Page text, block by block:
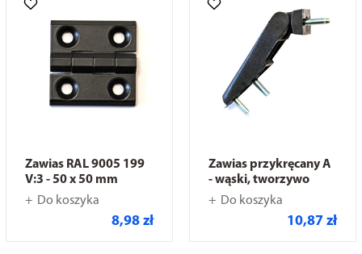
Zawias RAL 9005 199
V:3 - 50 x 50 mm
Do koszyka
8,98 zł
Zawias przykręcany A
- wąski, tworzywo
Do koszyka
10,87 zł